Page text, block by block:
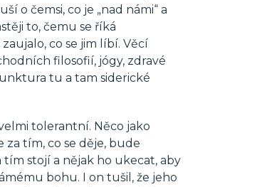
o čemsi, co je „nad námi“ a
to, čemu se říká
co se jim líbí. Věcí
filosofií, jógy, zdravé
tu a tam siderické
tolerantní. Něco jako
za tím, co se děje, bude
stojí a nějak ho ukecat, aby
bohu. I on tušil, že jeho